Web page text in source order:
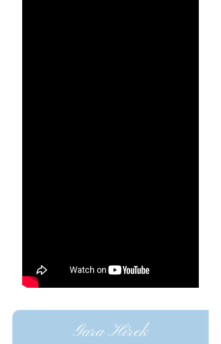
Gara Hírek